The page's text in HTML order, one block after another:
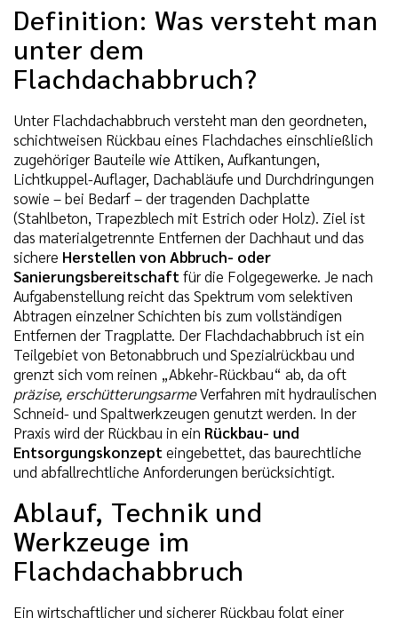
Definition: Was versteht man
unter dem
Flachdachabbruch?
Unter Flachdachabbruch versteht man den geordneten,
schichtweisen Rückbau eines Flachdaches einschließlich
zugehöriger Bauteile wie Attiken, Aufkantungen,
Lichtkuppel-Auflager, Dachabläufe und Durchdringungen
sowie – bei Bedarf – der tragenden Dachplatte
(Stahlbeton, Trapezblech mit Estrich oder Holz). Ziel ist
das materialgetrennte Entfernen der Dachhaut und das
sichere Herstellen von Abbruch- oder
Sanierungsbereitschaftfür die Folgegewerke. Je nach
Aufgabenstellung reicht das Spektrum vom selektiven
Abtragen einzelner Schichten bis zum vollständigen
Entfernen der Tragplatte. Der Flachdachabbruch ist ein
Teilgebiet von Betonabbruch und Spezialrückbau und
grenzt sich vom reinen „Abkehr-Rückbau“ ab, da oft
präzise, erschütterungsarmeVerfahren mit hydraulischen
Schneid- und Spaltwerkzeugen genutzt werden. In der
Praxis wird der Rückbau in ein Rückbau- und
Entsorgungskonzepteingebettet, das baurechtliche
und abfallrechtliche Anforderungen berücksichtigt.
Ablauf, Technik und
Werkzeuge im
Flachdachabbruch
Ein wirtschaftlicher und sicherer Rückbau folgt einer